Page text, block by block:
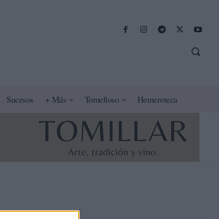
Sucesos + Más Tomelloso Hemeroteca